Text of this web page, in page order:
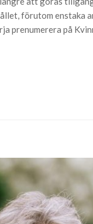
förutom enstaka
prenumerera på